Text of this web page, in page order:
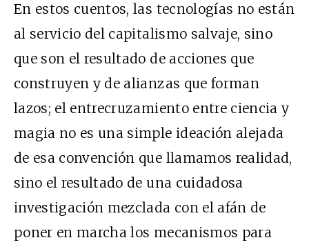
En estos cuentos, las tecnologías no están
al servicio del capitalismo salvaje, sino
que son el resultado de acciones que
construyen y de alianzas que forman
lazos; el entrecruzamiento entre ciencia y
magia no es una simple ideación alejada
de esa convención que llamamos realidad,
sino el resultado de una cuidadosa
investigación mezclada con el afán de
poner en marcha los mecanismos para